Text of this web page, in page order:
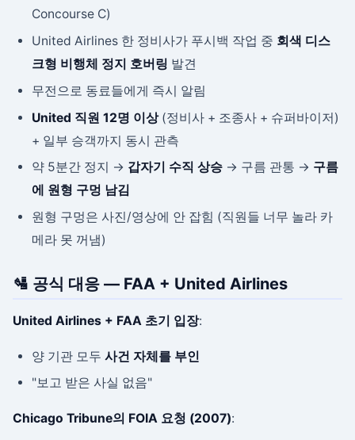
Concourse C)
United Airlines 한 정비사가 푸시백 작업 중 회색 디스
크형 비행체 정지 호버링 발견
무전으로 동료들에게 즉시 알림
United 직원 12명 이상(정비사 + 조종사 + 슈퍼바이저)
+ 일부 승객까지 동시 관측
약 5분간 정지 → 갑자기 수직 상승 → 구름 관통 → 구름
에 원형 구멍 남김
원형 구멍은 사진/영상에 안 잡힘 (직원들 너무 놀라 카
메라 못 꺼냄)
🛂 공식 대응 — FAA + United Airlines
United Airlines + FAA 초기 입장:
양 기관 모두 사건 자체를 부인
"보고 받은 사실 없음"
Chicago Tribune의 FOIA 요청 (2007):